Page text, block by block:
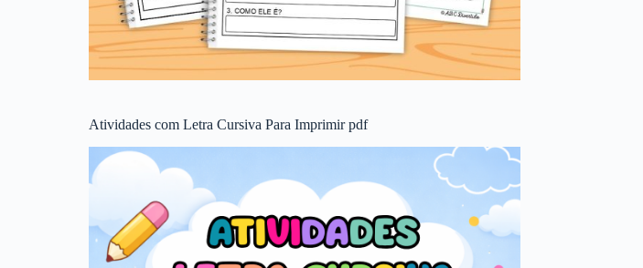
Atividades com Letra Cursiva Para Imprimir pdf